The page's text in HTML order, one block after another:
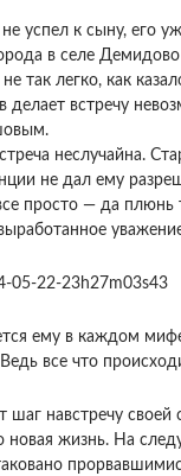
успел к сыну, его
в селе
не так легко, как
делает встречу
неслучайна.
не дал ему
просто — да
ему в каждом
все что
шаг навстречу
новая жизнь. На